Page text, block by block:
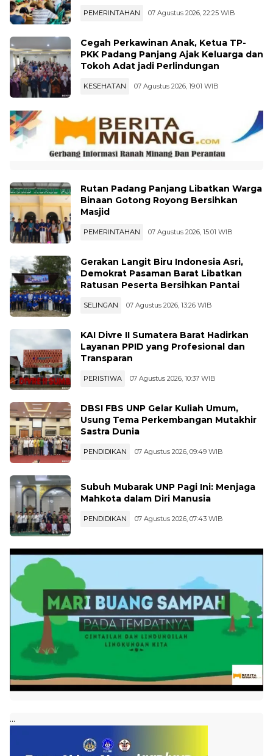
PEMERINTAHAN 07 Agustus 2026, 22:25 WIB
Cegah Perkawinan Anak, Ketua TP-
PKK Padang Panjang Ajak Keluarga dan
Tokoh Adat jadi Perlindungan
KESEHATAN 07 Agustus 2026, 19:01 WIB
Rutan Padang Panjang Libatkan Warga
Binaan Gotong Royong Bersihkan
Masjid
PEMERINTAHAN 07 Agustus 2026, 15:01 WIB
Gerakan Langit Biru Indonesia Asri,
Demokrat Pasaman Barat Libatkan
Ratusan Peserta Bersihkan Pantai
SELINGAN 07 Agustus 2026, 13:26 WIB
KAI Divre II Sumatera Barat Hadirkan
Layanan PPID yang Profesional dan
Transparan
PERISTIWA 07 Agustus 2026, 10:37 WIB
DBSI FBS UNP Gelar Kuliah Umum,
Usung Tema Perkembangan Mutakhir
Sastra Dunia
PENDIDIKAN 07 Agustus 2026, 09:49 WIB
Subuh Mubarak UNP Pagi Ini: Menjaga
Mahkota dalam Diri Manusia
PENDIDIKAN 07 Agustus 2026, 07:43 WIB
...